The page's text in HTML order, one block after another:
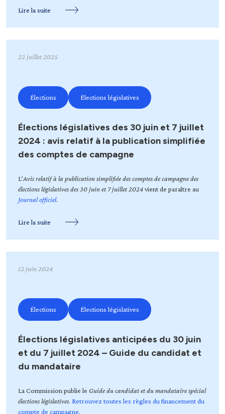
Lire la suite
22 juillet 2025
Élections Élections législatives
Élections législatives des 30 juin et 7 juillet
2024 : avis relatif à la publication simplifiée
des comptes de campagne
L’Avis relatif à la publication simplifiée des comptes de campagne des
élections législatives des 30 juin et 7 juillet 2024vient de paraître au
Journal officiel.
Lire la suite
12 juin 2024
Élections Élections législatives
Élections législatives anticipées du 30 juin
et du 7 juillet 2024 – Guide du candidat et
du mandataire
La Commission publie le Guide du candidat et du mandataire spécial
élections législatives. Retrouvez toutes les règles du financement du
compte de campagne.